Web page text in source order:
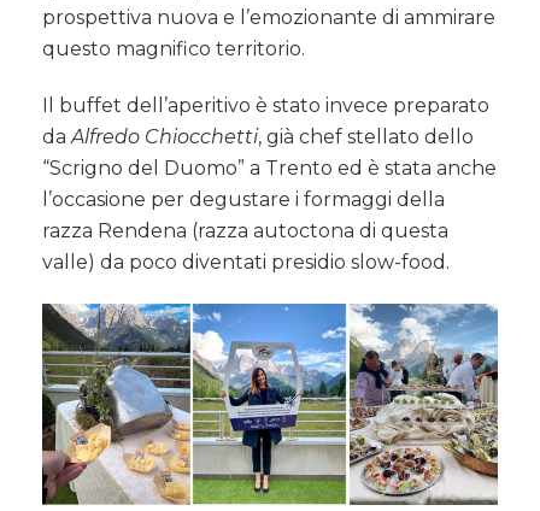
prospettiva nuova e l’emozionante di ammirare
questo magnifico territorio.
Il buffet dell’aperitivo è stato invece preparato
daAlfredo Chiocchetti, già chef stellato dello
“Scrigno del Duomo” a Trento ed è stata anche
l’occasione per degustare i formaggi della
razza Rendena (razza autoctona di questa
valle) da poco diventati presidio slow-food.